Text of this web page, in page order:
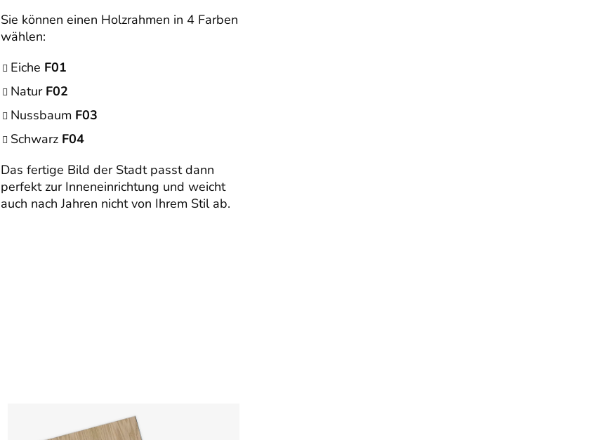
Sie können einen Holzrahmen in 4 Farben
wählen:
Eiche F01
Natur F02
Nussbaum F03
Schwarz F04
Das fertige Bild der Stadt passt dann
perfekt zur Inneneinrichtung und weicht
auch nach Jahren nicht von Ihrem Stil ab.